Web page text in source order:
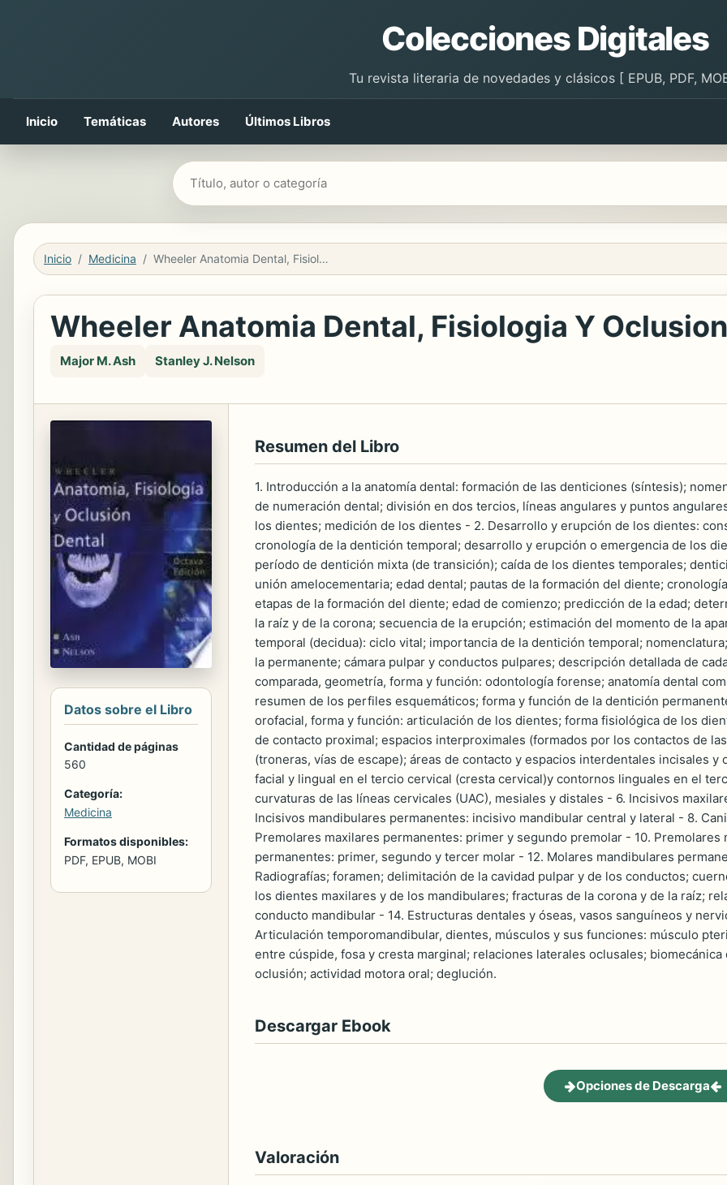
Colecciones Digitales
Tu revista literaria de novedades y clásicos [ EPUB, PDF,
Inicio Temáticas Autores Últimos Libros
Buscar libros
Inicio Medicina Wheeler Anatomia Dental, Fisiologia Y Oclusion
Wheeler Anatomia Dental, Fisiologia Y Oclusion
Major M. Ash Stanley J. Nelson
Datos sobre el Libro
Cantidad de páginas
560
Categoría:
Medicina
Formatos disponibles:
PDF, EPUB, MOBI
Resumen del Libro
1. Introducción a la anatomía dental: formación de las denticiones (síntesis);
de numeración dental; división en dos tercios, líneas angulares y puntos
los dientes; medición de los dientes - 2. Desarrollo y erupción de los dientes:
cronología de la dentición temporal; desarrollo y erupción o emergencia de los
período de dentición mixta (de transición); caída de los dientes temporales;
unión amelocementaria; edad dental; pautas de la formación del diente;
etapas de la formación del diente; edad de comienzo; predicción de la edad;
la raíz y de la corona; secuencia de la erupción; estimación del momento de la
temporal (decidua): ciclo vital; importancia de la dentición temporal;
la permanente; cámara pulpar y conductos pulpares; descripción detallada de
comparada, geometría, forma y función: odontología forense; anatomía dental
resumen de los perfiles esquemáticos; forma y función de la dentición
orofacial, forma y función: articulación de los dientes; forma fisiológica de los
de contacto proximal; espacios interproximales (formados por los contactos de
(troneras, vías de escape); áreas de contacto y espacios interdentales incisales
facial y lingual en el tercio cervical (cresta cervical)y contornos linguales en el
curvaturas de las líneas cervicales (UAC), mesiales y distales - 6. Incisivos
Incisivos mandibulares permanentes: incisivo mandibular central y lateral - 8.
Premolares maxilares permanentes: primer y segundo premolar - 10.
permanentes: primer, segundo y tercer molar - 12. Molares mandibulares
Radiografías; foramen; delimitación de la cavidad pulpar y de los conductos;
los dientes maxilares y de los mandibulares; fracturas de la corona y de la raíz;
conducto mandibular - 14. Estructuras dentales y óseas, vasos sanguíneos y
Articulación temporomandibular, dientes, músculos y sus funciones: músculo
entre cúspide, fosa y cresta marginal; relaciones laterales oclusales;
oclusión; actividad motora oral; deglución.
Descargar Ebook
Opciones de Descarga
Valoración